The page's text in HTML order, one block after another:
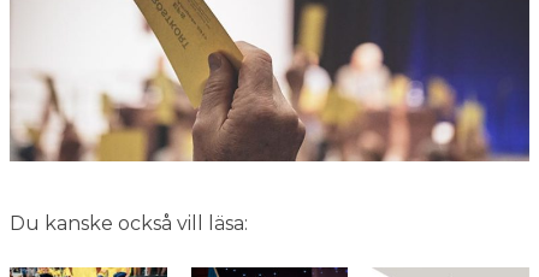
Du kanske också vill läsa: